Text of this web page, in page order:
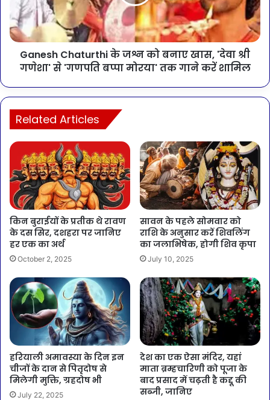
Ganesh Chaturthi के जश्न को बनाए खास, 'देवा श्री
गणेशा' से 'गणपति बप्पा मोरया' तक गाने करें शामिल
Related Articles
किन बुराईयों के प्रतीक थे रावण
के दस सिर, दशहरा पर जानिए
हर एक का अर्थ
October 2, 2025
सावन के पहले सोमवार को
राशि के अनुसार करें शिवलिंग
का जलाभिषेक, होगी शिव कृपा
July 10, 2025
हरियाली अमावस्या के दिन इन
चीजों के दान से पितृदोष से
मिलेगी मुक्ति, ग्रहदोष भी
July 22, 2025
देश का एक ऐसा मंदिर, यहां
माता ब्रम्हचारिणी को पूजा के
बाद प्रसाद में चढ़ती है कद्दू की
सब्जी, जानिए